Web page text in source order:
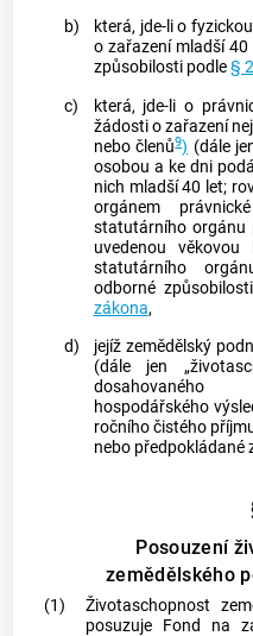
b)
která, jde-li o
o zařazení mladší
způsobilosti podle§
c)
která, jde-li o
žádosti o zařazení
nebo členů9) (dále
osobou a ke dni
nich mladší 40 let;
orgánem
statutárního orgánu
uvedenou
statutárního
odborné
zákona,
d)
jejíž zemědělský
(dále jen
dosahovaného
hospodářského
ročního čistého
nebo předpokládané
Posouzení
zemědělského
(1) Životaschopnost
posuzuje Fond na